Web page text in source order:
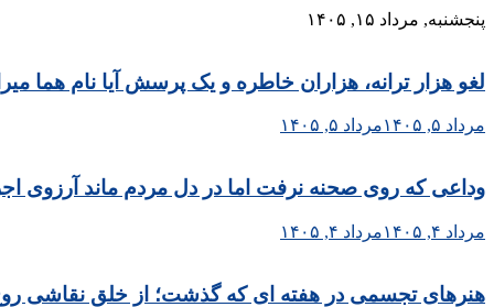
Skip
پنجشنبه, مرداد ۱۵, ۱۴۰۵
لغو هزار ترانه، هزاران خاطره و یک پرسش آیا نام هما
مرداد ۵, ۱۴۰۵ مرداد ۵, ۱۴۰۵
وداعی که روی صحنه نرفت اما در دل مردم ماند آرزوی
مرداد ۴, ۱۴۰۵ مرداد ۴, ۱۴۰۵
هنرهای تجسمی در هفته ای که گذشت؛ از خلق نقاشی روح